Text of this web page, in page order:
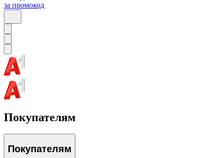
за промокод
Покупателям
Покупателям